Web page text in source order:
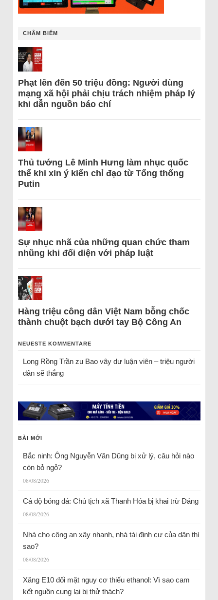
CHÂM BIẾM
Phạt lên đến 50 triệu đồng: Người dùng
mạng xã hội phải chịu trách nhiệm pháp lý
khi dẫn nguồn báo chí
Thủ tướng Lê Minh Hưng làm nhục quốc
thể khi xin ý kiến chỉ đạo từ Tổng thống
Putin
Sự nhục nhã của những quan chức tham
nhũng khi đối diện với pháp luật
Hàng triệu công dân Việt Nam bỗng chốc
thành chuột bạch dưới tay Bộ Công An
NEUESTE KOMMENTARE
Long Rồng Trầnzu Bao vây dư luận viên – triệu người
dân sẽ thắng
BÀI MỚI
Bắc ninh: Ông Nguyễn Văn Dũng bị xử lý, câu hỏi nào
còn bỏ ngỏ?
08/08/2026
Cá độ bóng đá: Chủ tịch xã Thanh Hóa bị khai trừ Đảng
08/08/2026
Nhà cho công an xây nhanh, nhà tái định cư của dân thì
sao?
08/08/2026
Xăng E10 đối mặt nguy cơ thiếu ethanol: Vì sao cam
kết nguồn cung lại bị thử thách?